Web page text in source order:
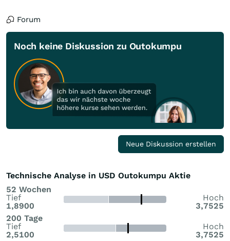
Forum
Noch keine Diskussion zu Outokumpu
Neue Diskussion erstellen
Technische Analyse in USD Outokumpu Aktie
52 Wochen
Tief
1,8900
Hoch
3,7525
200 Tage
Tief
2,5100
Hoch
3,7525